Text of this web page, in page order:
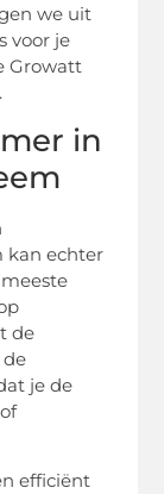
we uit
voor je
Growatt
in
kan echter
de
je de
efficiënt